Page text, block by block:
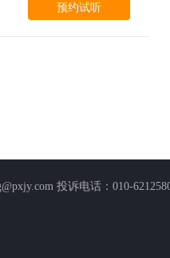
预约试听
投诉电话：010-